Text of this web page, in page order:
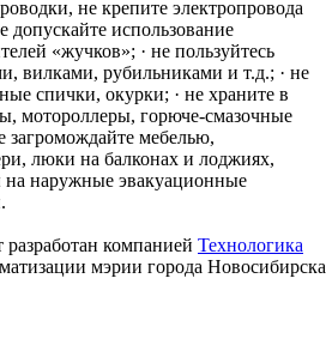
не крепите электропровода
допускайте использование
«жучков»; · не пользуйтесь
вилками, рубильниками и т.д.; · не
спички, окурки; · не храните в
мотороллеры, горюче-смазочные
загромождайте мебелью,
люки на балконах и лоджиях,
наружные эвакуационные
компанией Технологика
мэрии города Новосибирска